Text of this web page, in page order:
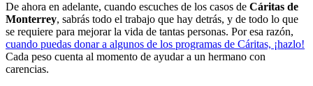
De ahora en adelante, cuando escuches de los casos de Cáritas de
Monterrey, sabrás todo el trabajo que hay detrás, y de todo lo que
se requiere para mejorar la vida de tantas personas. Por esa razón,
cuando puedas donar a algunos de los programas de Cáritas, ¡hazlo!
Cada peso cuenta al momento de ayudar a un hermano con
carencias.